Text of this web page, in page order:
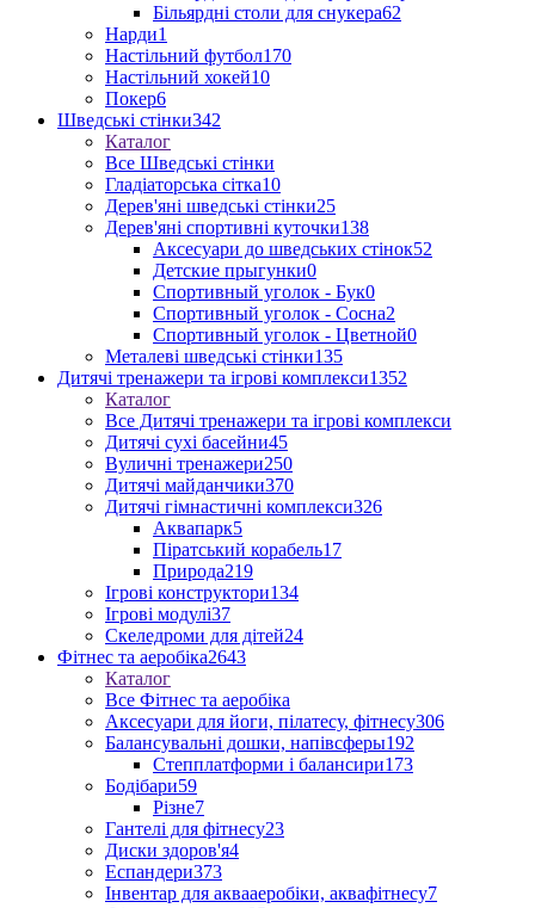
Більярдні столи для снукера62
Нарди1
Настільний футбол170
Настільний хокей10
Покер6
Шведські стінки342
Каталог
Все Шведські стінки
Гладіаторська сітка10
Дерев'яні шведські стінки25
Дерев'яні спортивні куточки138
Аксесуари до шведських стінок52
Детские прыгунки0
Спортивный уголок - Бук0
Спортивный уголок - Сосна2
Спортивный уголок - Цветной0
Металеві шведські стінки135
Дитячі тренажери та ігрові комплекси1352
Каталог
Все Дитячі тренажери та ігрові комплекси
Дитячі сухі басейни45
Вуличні тренажери250
Дитячі майданчики370
Дитячі гімнастичні комплекси326
Аквапарк5
Піратський корабель17
Природа219
Ігрові конструктори134
Ігрові модулі37
Скеледроми для дітей24
Фітнес та аеробіка2643
Каталог
Все Фітнес та аеробіка
Аксесуари для йоги, пілатесу, фітнесу306
Балансувальні дошки, напівсферы192
Степплатформи і балансири173
Бодібари59
Різне7
Гантелі для фітнесу23
Диски здоров'я4
Еспандери373
Інвентар для аквааеробіки, аквафітнесу7